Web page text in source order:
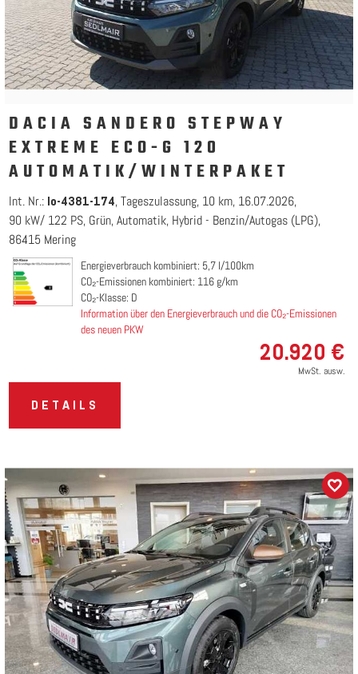
DACIA SANDERO STEPWAY
EXTREME ECO-G 120
AUTOMATIK/WINTERPAKET
Int. Nr.: lo-4381-174 Tageszulassung 10 km 16.07.2026
90 kW/ 122 PS Grün Automatik Hybrid - Benzin/Autogas (LPG)
86415 Mering
Energieverbrauch kombiniert: 5,7 l/100km
CO₂-Emissionen kombiniert: 116 g/km
CO₂-Klasse: D
Information über den Energieverbrauch und die CO₂-Emissionen
des neuen PKW
20.920 €
MwSt. ausw.
DETAILS